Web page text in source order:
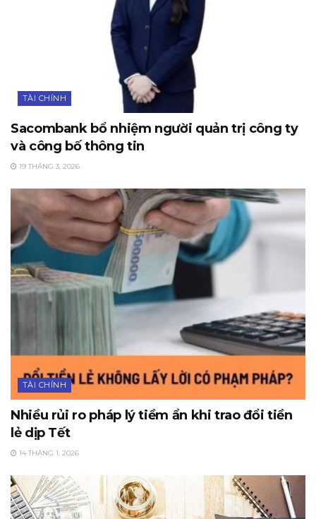
TÀI CHÍNH
Sacombank bổ nhiệm người quản trị công ty
và công bố thông tin
19 THÁNG 3, 2026
TÀI CHÍNH
Nhiều rủi ro pháp lý tiềm ẩn khi trao đổi tiền
lẻ dịp Tết
14 THÁNG 1, 2026